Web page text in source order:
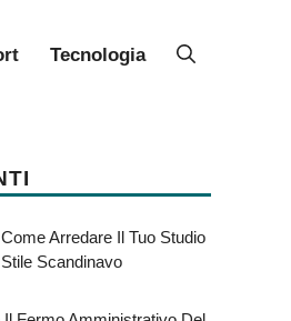
Tecnologia
Arredare Il Tuo Studio
Scandinavo